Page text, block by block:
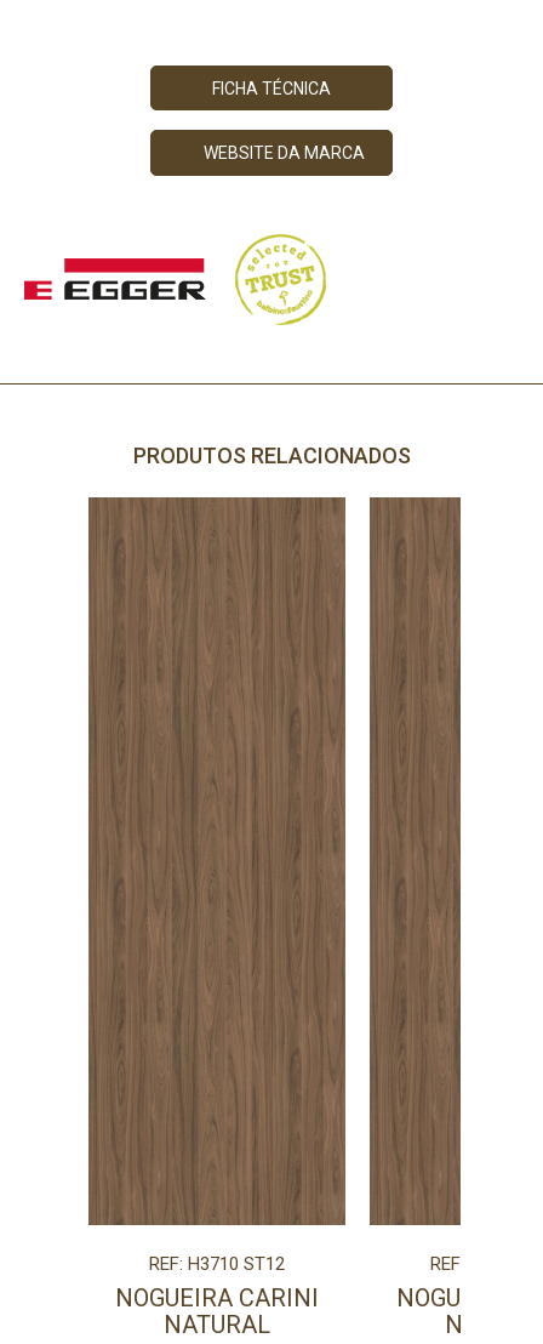
PRECISA DE AJUDA?
Comece por escrever aqui o que procura.
FICHA TÉCNICA
WEBSITE DA MARCA
PRODUTOS RELACIONADOS
REF: H3710 ST12
NOGUEIRA CARINI
NATURAL
REF: H3710
NOGUEIRA